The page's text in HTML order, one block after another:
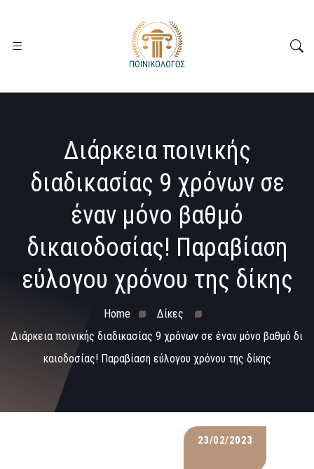
Διάρκεια ποινικής
διαδικασίας 9 χρόνων σε
έναν μόνο βαθμό
δικαιοδοσίας! Παραβίαση
εύλογου χρόνου της δίκης
Home
Δίκες
Διάρκεια ποινικής διαδικασίας 9 χρόνων σε έναν μόνο βαθμό δι
καιοδοσίας! Παραβίαση εύλογου χρόνου της δίκης
23/02/2023